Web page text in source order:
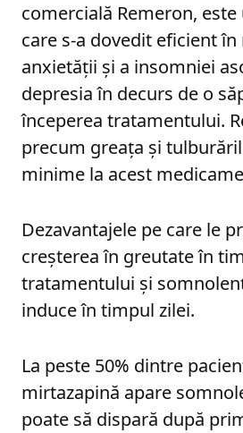
comercială Remeron,
care s-a dovedit eficient în
anxietății și a insomniei
depresia în decurs de o
începerea tratamentului.
precum greața și
minime la acest
Dezavantajele pe care le
creșterea în greutate în
tratamentului și
induce în timpul zilei.
La peste 50% dintre
mirtazapină apare
poate să dispară după